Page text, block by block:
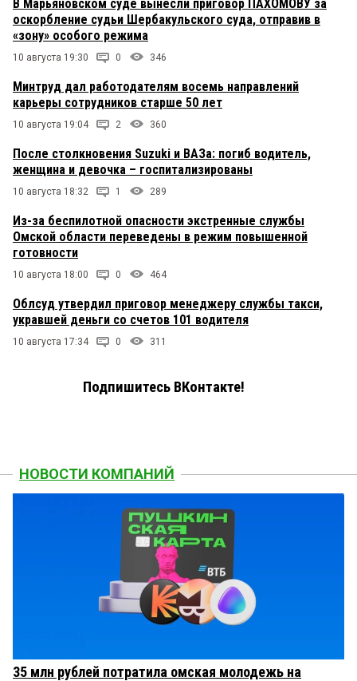
В Марьяновском суде вынесли приговор ПАХОМОВУ за
оскорбление судьи Шербакульского суда, отправив в
«зону» особого режима
10 августа 19:30 0 346
Минтруд дал работодателям восемь направлений
карьеры сотрудников старше 50 лет
10 августа 19:04 2 360
После столкновения Suzuki и ВАЗа: погиб водитель,
женщина и девочка – госпитализированы
10 августа 18:32 1 289
Из-за беспилотной опасности экстренные службы
Омской области переведены в режим повышенной
готовности
10 августа 18:00 0 464
Облсуд утвердил приговор менеджеру службы такси,
укравшей деньги со счетов 101 водителя
10 августа 17:34 0 311
Подпишитесь ВКонтакте!
НОВОСТИ КОМПАНИЙ
35 млн рублей потратила омская молодежь на